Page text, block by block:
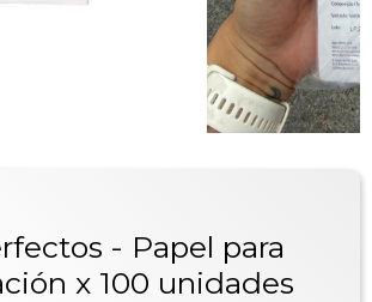
- Papel para
x 100 unidades